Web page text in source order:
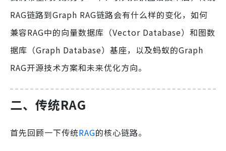
RAG链路到Graph RAG链路会有什么样的变化，如何
兼容RAG中的向量数据库（Vector Database）和图数
据库（Graph Database）基座，以及蚂蚁的Graph
RAG开源技术方案和未来优化方向。
二、传统RAG
首先回顾一下传统RAG的核心链路。